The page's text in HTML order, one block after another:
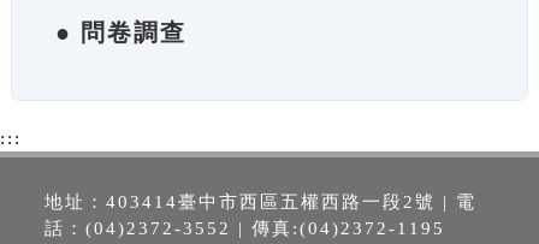
● 問卷調查
:::
地址：403414臺中市西區五權西路一段2號 | 電
話：(04)2372-3552 | 傳真:(04)2372-1195